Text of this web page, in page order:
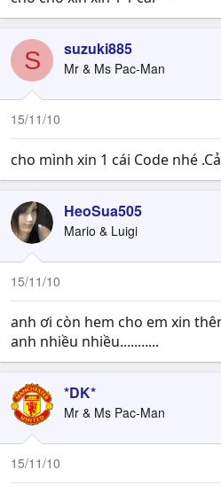
S suzuki885
Mr & Ms Pac-Man
15/11/10
cho mình xin 1 cái Code nhé
HeoSua505
Mario & Luigi
15/11/10
anh ơi còn hem cho em xin
anh nhiều nhiều...........
*DK*
Mr & Ms Pac-Man
15/11/10